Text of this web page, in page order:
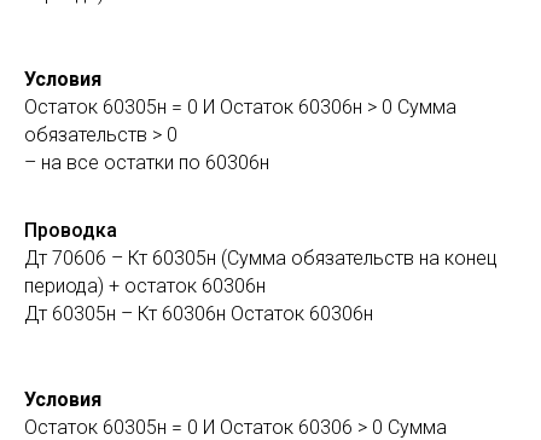
Условия
Остаток 60305н = 0 И Остаток 60306н > 0 Сумма
обязательств > 0
– на все остатки по 60306н
Проводка
Дт 70606 – Кт 60305н (Сумма обязательств на конец
периода) + остаток 60306н
Дт 60305н – Кт 60306н Остаток 60306н
Условия
Остаток 60305н = 0 И Остаток 60306 > 0 Сумма